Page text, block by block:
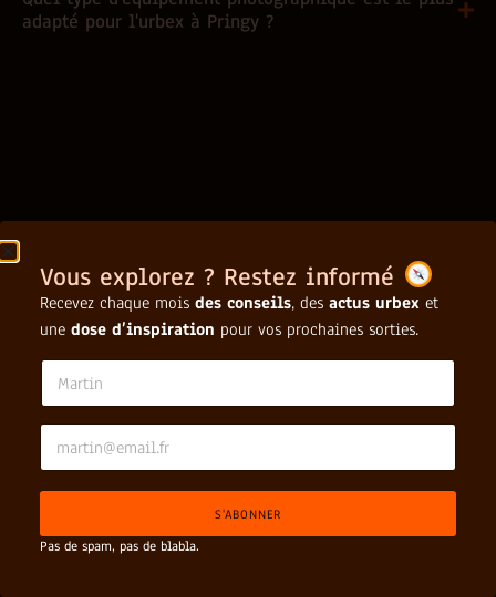
adapté pour l'urbex à Pringy ?
Vous explorez ? Restez informé
Recevez chaque mois des conseils, des actus urbex et
une dose d’inspiration pour vos prochaines sorties.
a
l
N
m
e
E
a
i
*
S'ABONNER
Pas de spam, pas de blabla.